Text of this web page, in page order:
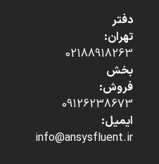
دفتر
تهران:
02188918263
بخش
فروش:
09126238673
ایمیل:
info@ansysfluent.ir